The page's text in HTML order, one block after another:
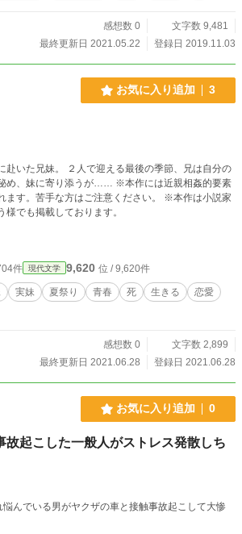
感想数 0
文字数 9,481
最終更新日 2021.05.22
登録日 2019.11.03
お気に入り追加 3
赴いた兄妹。 ２人で迎える最後の季節、兄は自分の
に寄り添うが…… ※本作には近親相姦的要素
ます。苦手な方はご注意ください。 ※本作は小説家
様でも掲載しております。
件 現代文学 9,620 位 / 9,620件
実妹 夏祭り 青春 死 生きる
恋愛
感想数 0
文字数 2,899
最終更新日 2021.06.28
登録日 2021.06.28
お気に入り追加 0
故起こした一般人がストレス発散しち
んでいる男がヤクザの車と接触事故起こして大惨